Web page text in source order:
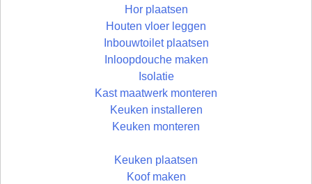
Hor plaatsen
Houten vloer leggen
Inbouwtoilet plaatsen
Inloopdouche maken
Isolatie
Kast maatwerk monteren
Keuken installeren
Keuken monteren
Keuken plaatsen
Koof maken